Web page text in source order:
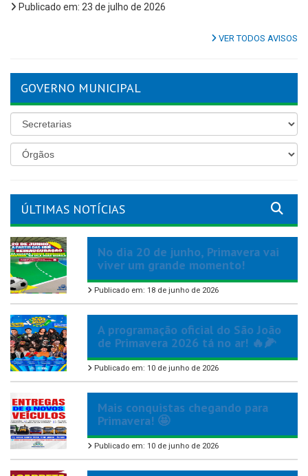
Publicado em: 23 de julho de 2026
VER TODOS AVISOS
GOVERNO MUNICIPAL
ÚLTIMAS NOTÍCIAS
No dia 20 de junho, Primavera vai
viver um grande momento!
Publicado em: 18 de junho de 2026
A programação oficial do São João
de Primavera 2026 tá no ar! 🔥🌽
Publicado em: 10 de junho de 2026
Mais conquistas chegando para
Primavera! 🤩
Publicado em: 10 de junho de 2026